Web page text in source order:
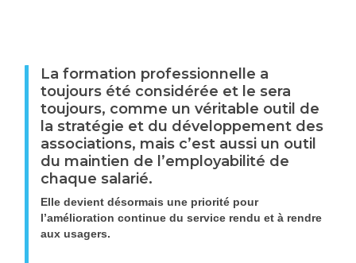
La formation professionnelle a
toujours été considérée et le sera
toujours, comme un véritable outil de
la stratégie et du développement des
associations, mais c’est aussi un outil
du maintien de l’employabilité de
chaque salarié.
Elle devient désormais une priorité pour
l’amélioration continue du service rendu et à rendre
aux usagers.